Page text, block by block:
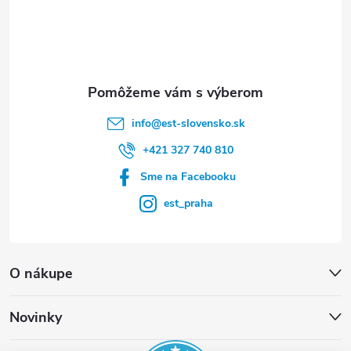
O nákupe
Novinky
info@est-slovensko.sk
+421 327 740 810
Sme na Facebooku
est_praha